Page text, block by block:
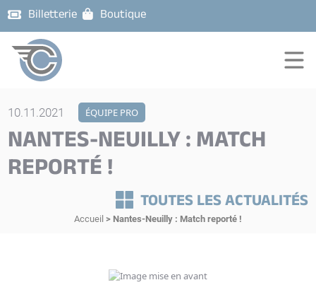
Billetterie Boutique
10.11.2021 ÉQUIPE PRO
NANTES-NEUILLY : MATCH
REPORTÉ !
TOUTES LES ACTUALITÉS
Accueil > Nantes-Neuilly : Match reporté !